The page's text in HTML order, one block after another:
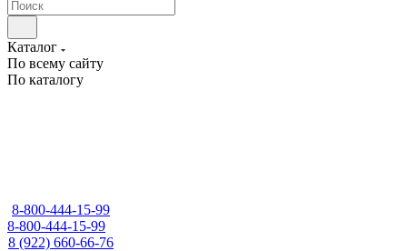
Каталог
По всему сайту
По каталогу
8-800-444-15-99
8-800-444-15-99
8 (922) 660-66-76